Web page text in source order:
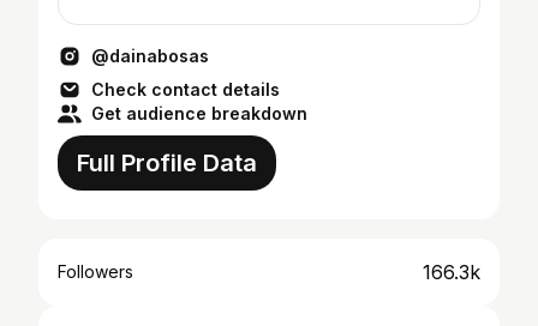
@dainabosas
Check contact details
Get audience breakdown
Full Profile Data
Followers 166.3k